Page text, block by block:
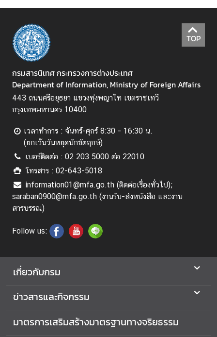
F
M
e
d
a
O
n
l
n
e
S
e
r
v
i
e
O
)
ก
TOP
กรมสารนิเทศ กระทรวงการต่างประเทศ
Department of Information, Ministry of Foreign Affairs
443 ถนนศรีอยุธยา แขวงทุ่งพญาไท เขตราชเทวี
กรุงเทพมหานคร 10400
เวลาทำการ : จันทร์-ศุกร์ 8:30 - 16:30 น.
(ยกเว้นวันหยุดนักขัตฤกษ์)
เบอร์ติดต่อ : 02 203 5000 ต่อ 22010
โทรสาร : 02-643-5018
information01@mfa.go.th (ติดต่อเรื่องทั่วไป);
saraban0900@mfa.go.th (งานรับ-ส่งหนังสือ และงาน
สารบรรณ)
Follow us:
เกี่ยวกับกรม
ข่าวสารและกิจกรรม
มาตรการเสริมสร้างมาตรฐานทางจริยธรรม